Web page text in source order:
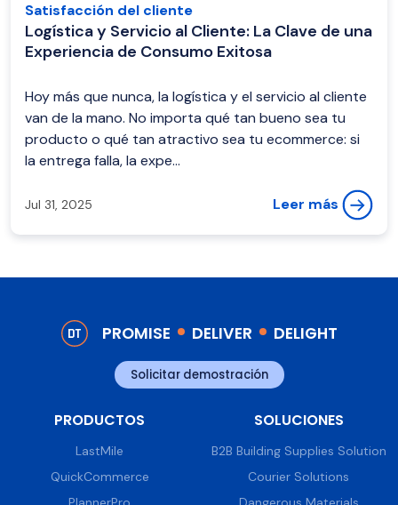
Satisfacción del cliente
Logística y Servicio al Cliente: La Clave de una
Experiencia de Consumo Exitosa
Hoy más que nunca, la logística y el servicio al cliente
van de la mano. No importa qué tan bueno sea tu
producto o qué tan atractivo sea tu ecommerce: si
la entrega falla, la expe...
Jul 31, 2025 Leer más
PROMISE DELIVER DELIGHT
Solicitar demostración
PRODUCTOS
LastMile
QuickCommerce
SOLUCIONES
B2B Building Supplies Solution
Courier Solutions